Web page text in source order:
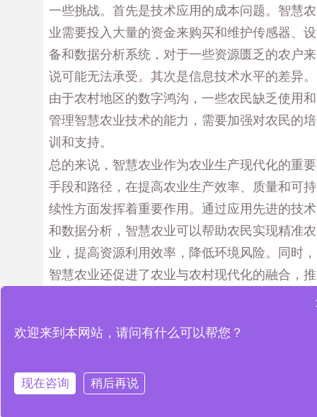
一些挑战。首先是技术应用的成本问题。智慧农
业需要投入大量的资金来购买和维护传感器、设
备和数据分析系统，对于一些资源匮乏的农户来
说可能无法承受。其次是信息技术水平的差异。
由于农村地区的数字鸿沟，一些农民缺乏使用和
管理智慧农业技术的能力，需要加强对农民的培
训和支持。
总的来说，智慧农业作为农业生产现代化的重要
手段和路径，在提高农业生产效率、质量和可持
续性方面发挥着重要作用。通过应用先进的技术
和数据分析，智慧农业可以帮助农民实现精准农
业，提高资源利用效率，降低环境风险。同时，
智慧农业还促进了农业与农村现代化的融合，推
随着技术的不断进步和成本的降低，智慧农业将
提供持续的动力。
欢迎来到本网站，请问有什么可以帮您？
现在咨询 稍后再说